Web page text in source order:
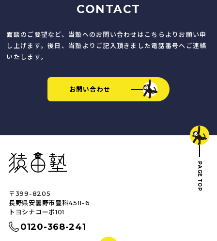
CONTACT
面談のご要望など、当塾へのお問い合わせはこちらよりお願い申
し上げます。後日、当塾よりご記入頂きました電話番号へご連絡
いたします。
お問い合わせ
PAGE TOP
猿田塾
〒399-8205
長野県安曇野市豊科4511-6
トヨシナコーポ101
0120-368-241